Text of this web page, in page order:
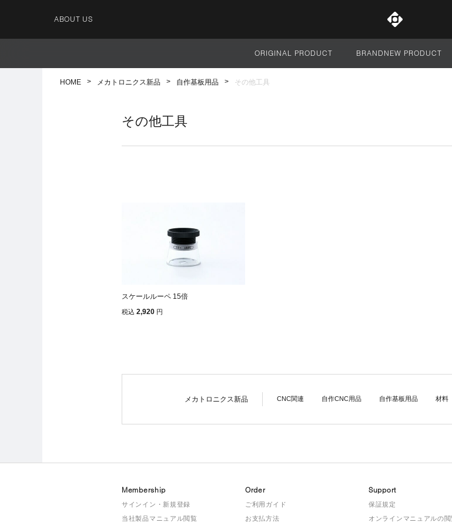
ABOUT US
サイト全体
ORIGINAL PRODUCT BRANDNEW PRODUCT
HOME メカトロニクス新品 自作基板用品 その他工具
その他工具
スケールルーペ 15倍
税込 2,920 円
メカトロニクス新品 CNC関連 自作CNC用品 自作基板用品 材料
Membership
サインイン・新規登録
当社製品マニュアル閲覧
Order
ご利用ガイド
お支払方法
Support
保証規定
オンラインマニュアルの